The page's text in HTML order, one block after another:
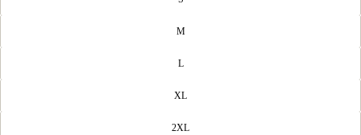
M
L
XL
2XL